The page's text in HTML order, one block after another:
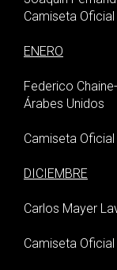
Camiseta Oficial
ENERO
Federico
Árabes Unidos
Camiseta Oficial
DICIEMBRE
Carlos Mayer
Camiseta Oficial